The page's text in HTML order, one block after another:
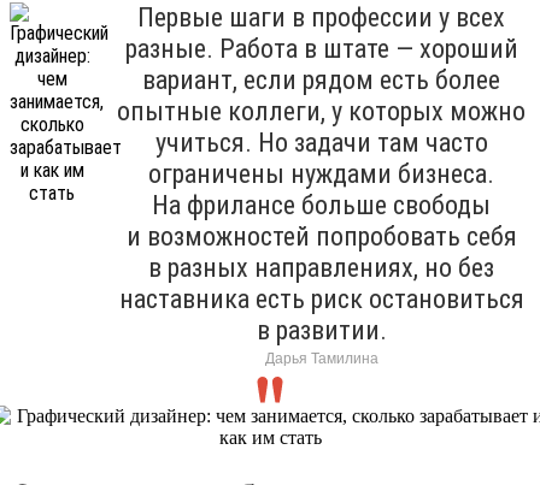
Первые шаги в профессии у всех
разные. Работа в штате — хороший
вариант, если рядом есть более
опытные коллеги, у которых можно
учиться. Но задачи там часто
ограничены нуждами бизнеса.
На фрилансе больше свободы
и возможностей попробовать себя
в разных направлениях, но без
наставника есть риск остановиться
в развитии.
Дарья Тамилина